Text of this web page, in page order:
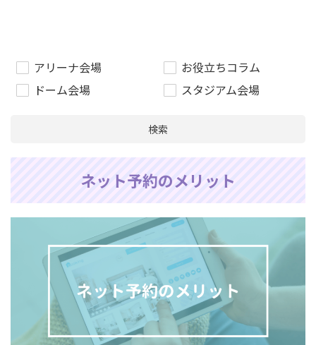
アリーナ会場
お役立ちコラム
ドーム会場
スタジアム会場
検索
ネット予約のメリット